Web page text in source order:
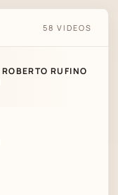
58 VIDEOS